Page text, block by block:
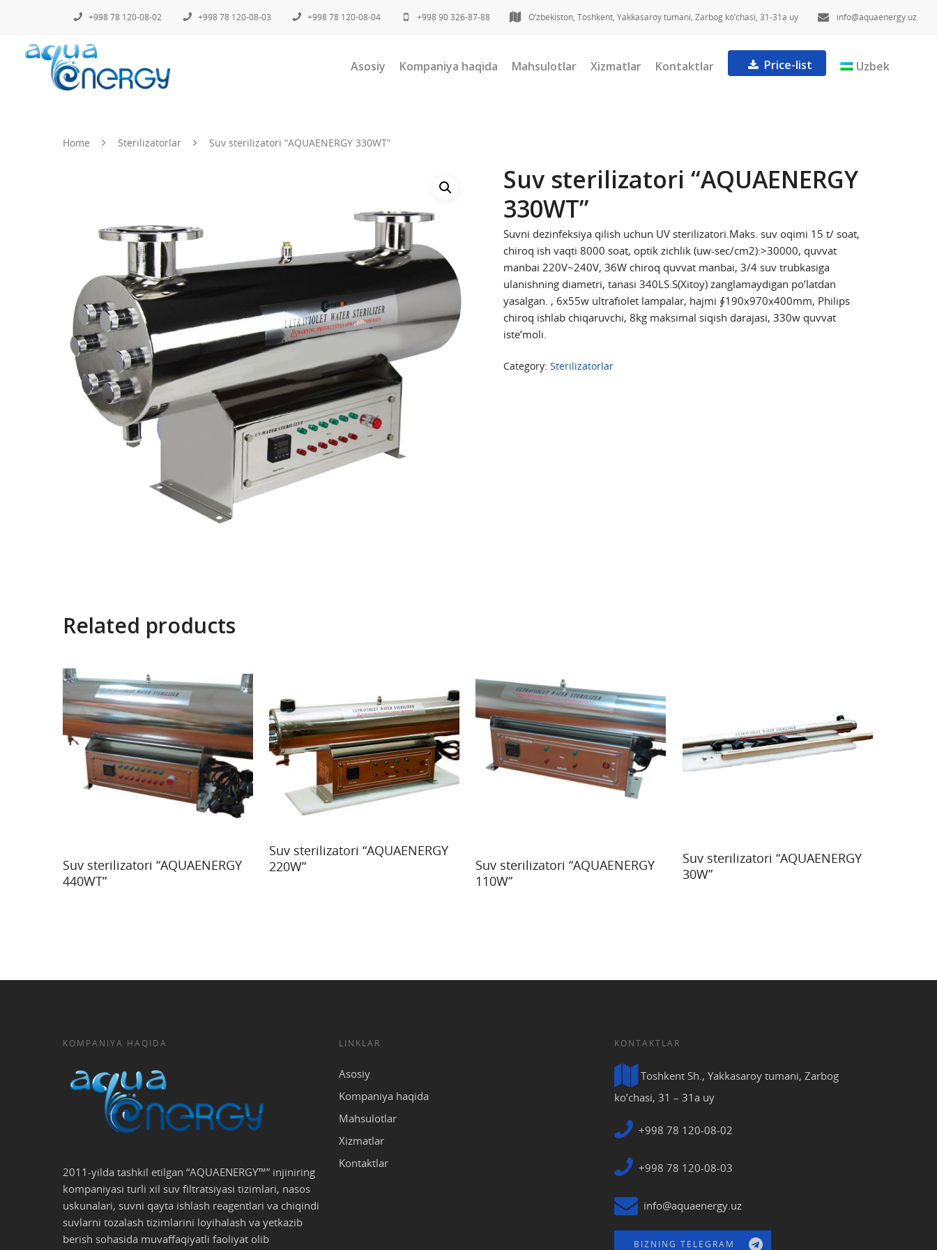
+998 78 120-08-02 +998 78 120-08-03 +998 78 120-08-04 +998 90 326-87-88 O’zbekiston, Toshkent, Yakkasaroy tumani, Zarbog ko’chasi, 31-31a uy info@aquaenergy.uz
Hit enter to search or ESC to close
Asosiy Kompaniya haqida Mahsulotlar Xizmatlar Kontaktlar Price-list Uzbek
Home Sterilizatorlar Suv sterilizatori “AQUAENERGY 330WT”
Suv sterilizatori “AQUAENERGY
330WT”
Suvni dezinfeksiya qilish uchun UV sterilizatori.Maks. suv oqimi 15 t/ soat,
chiroq ish vaqti 8000 soat, optik zichlik (uw-sec/cm2):>30000, quvvat
manbai 220V~240V, 36W chiroq quvvat manbai, 3/4 suv trubkasiga
ulanishning diametri, tanasi 340LS.S(Xitoy) zanglamaydigan po’latdan
yasalgan. , 6x55w ultrafiolet lampalar, hajmi ∮190x970x400mm, Philips
chiroq ishlab chiqaruvchi, 8kg maksimal siqish darajasi, 330w quvvat
iste’moli.
Category: Sterilizatorlar
Related products
Read More
Suv sterilizatori “AQUAENERGY
440WT”
Read More
Suv sterilizatori “AQUAENERGY
220W”
Read More
Suv sterilizatori “AQUAENERGY
110W”
Read More
Suv sterilizatori “AQUAENERGY
30W”
KOMPANIYA HAQIDA
2011-yilda tashkil etilgan “AQUAENERGY™” injiniring
kompaniyasi turli xil suv filtratsiyasi tizimlari, nasos
uskunalari, suvni qayta ishlash reagentlari va chiqindi
suvlarni tozalash tizimlarini loyihalash va yetkazib
berish sohasida muvaffaqiyatli faoliyat olib
LINKLAR
Asosiy
Kompaniya haqida
Mahsulotlar
Xizmatlar
Kontaktlar
KONTAKTLAR
Toshkent Sh., Yakkasaroy tumani, Zarbog
ko’chasi, 31 – 31a uy
+998 78 120-08-02
+998 78 120-08-03
info@aquaenergy.uz
BIZNING TELEGRAM